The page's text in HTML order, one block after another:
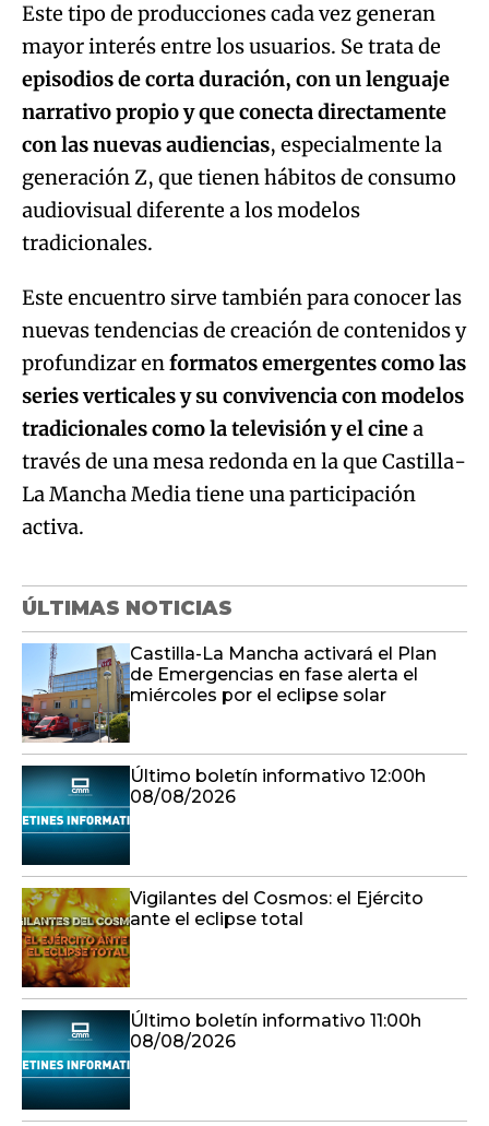
Este tipo de producciones cada vez generan
mayor interés entre los usuarios. Se trata de
episodios de corta duración, con un lenguaje
narrativo propio y que conecta directamente
con las nuevas audiencias, especialmente la
generación Z, que tienen hábitos de consumo
audiovisual diferente a los modelos
tradicionales.
Este encuentro sirve también para conocer las
nuevas tendencias de creación de contenidos y
profundizar enformatos emergentes como las
series verticales y su convivencia con modelos
tradicionales como la televisión y el cinea
través de una mesa redonda en la que Castilla-
La Mancha Media tiene una participación
activa.
ÚLTIMAS NOTICIAS
Castilla-La Mancha activará el Plan
de Emergencias en fase alerta el
miércoles por el eclipse solar
Último boletín informativo 12:00h
08/08/2026
Vigilantes del Cosmos: el Ejército
ante el eclipse total
Último boletín informativo 11:00h
08/08/2026